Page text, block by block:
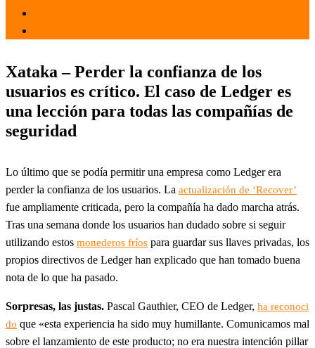
Xataka – Perder la confianza de los
usuarios es crítico. El caso de Ledger es
una lección para todas las compañías de
seguridad
Lo último que se podía permitir una empresa como Ledger era
perder la confianza de los usuarios. La actualización de ‘Recover’
fue ampliamente criticada, pero la compañía ha dado marcha atrás.
Tras una semana donde los usuarios han dudado sobre si seguir
utilizando estos monederos fríos para guardar sus llaves privadas, los
propios directivos de Ledger han explicado que han tomado buena
nota de lo que ha pasado.
Sorpresas, las justas. Pascal Gauthier, CEO de Ledger, ha reconoci
do que «esta experiencia ha sido muy humillante. Comunicamos mal
sobre el lanzamiento de este producto; no era nuestra intención pillar